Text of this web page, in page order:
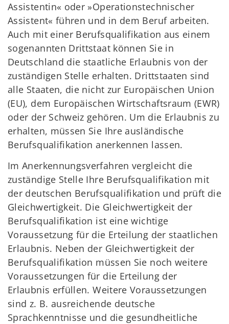
Assistentin« oder »Operationstechnischer
Assistent« führen und in dem Beruf arbeiten.
Auch mit einer Berufsqualifikation aus einem
sogenannten Drittstaat können Sie in
Deutschland die staatliche Erlaubnis von der
zuständigen Stelle erhalten. Drittstaaten sind
alle Staaten, die nicht zur Europäischen Union
(EU), dem Europäischen Wirtschaftsraum (EWR)
oder der Schweiz gehören. Um die Erlaubnis zu
erhalten, müssen Sie Ihre ausländische
Berufsqualifikation anerkennen lassen.
Im Anerkennungsverfahren vergleicht die
zuständige Stelle Ihre Berufsqualifikation mit
der deutschen Berufsqualifikation und prüft die
Gleichwertigkeit. Die Gleichwertigkeit der
Berufsqualifikation ist eine wichtige
Voraussetzung für die Erteilung der staatlichen
Erlaubnis. Neben der Gleichwertigkeit der
Berufsqualifikation müssen Sie noch weitere
Voraussetzungen für die Erteilung der
Erlaubnis erfüllen. Weitere Voraussetzungen
sind z. B. ausreichende deutsche
Sprachkenntnisse und die gesundheitliche